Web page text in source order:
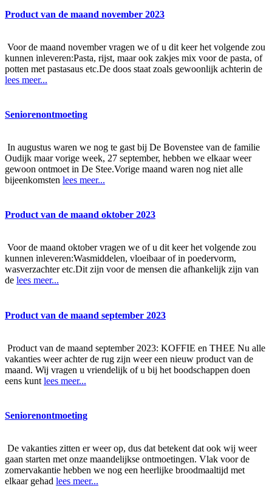
Product van de maand november 2023
Voor de maand november vragen we of u dit keer het volgende zou
kunnen inleveren:Pasta, rijst, maar ook zakjes mix voor de pasta, of
potten met pastasaus etc.De doos staat zoals gewoonlijk achterin de
lees meer...
Seniorenontmoeting
In augustus waren we nog te gast bij De Bovenstee van de familie
Oudijk maar vorige week, 27 september, hebben we elkaar weer
gewoon ontmoet in De Stee.Vorige maand waren nog niet alle
bijeenkomsten lees meer...
Product van de maand oktober 2023
Voor de maand oktober vragen we of u dit keer het volgende zou
kunnen inleveren:Wasmiddelen, vloeibaar of in poedervorm,
wasverzachter etc.Dit zijn voor de mensen die afhankelijk zijn van
de lees meer...
Product van de maand september 2023
Product van de maand september 2023: KOFFIE en THEE Nu alle
vakanties weer achter de rug zijn weer een nieuw product van de
maand. Wij vragen u vriendelijk of u bij het boodschappen doen
eens kunt lees meer...
Seniorenontmoeting
De vakanties zitten er weer op, dus dat betekent dat ook wij weer
gaan starten met onze maandelijkse ontmoetingen. Vlak voor de
zomervakantie hebben we nog een heerlijke broodmaaltijd met
elkaar gehad lees meer...